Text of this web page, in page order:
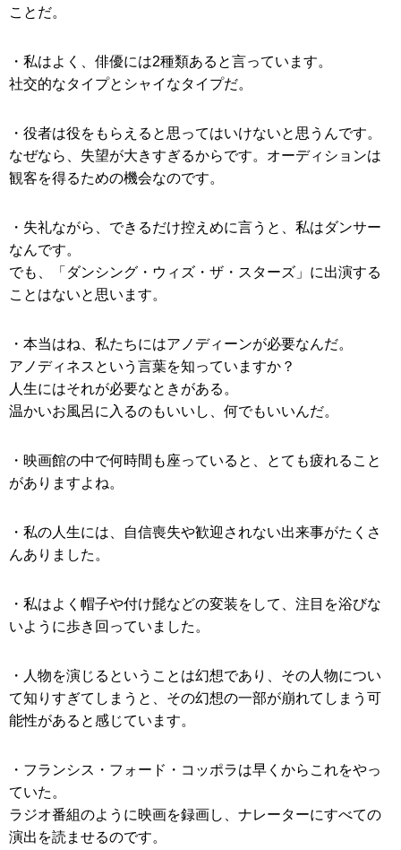
ことだ。
・私はよく、俳優には2種類あると言っています。
社交的なタイプとシャイなタイプだ。
・役者は役をもらえると思ってはいけないと思うんです。
なぜなら、失望が大きすぎるからです。オーディションは
観客を得るための機会なのです。
・失礼ながら、できるだけ控えめに言うと、私はダンサー
なんです。
でも、「ダンシング・ウィズ・ザ・スターズ」に出演する
ことはないと思います。
・本当はね、私たちにはアノディーンが必要なんだ。
アノディネスという言葉を知っていますか？
人生にはそれが必要なときがある。
温かいお風呂に入るのもいいし、何でもいいんだ。
・映画館の中で何時間も座っていると、とても疲れること
がありますよね。
・私の人生には、自信喪失や歓迎されない出来事がたくさ
んありました。
・私はよく帽子や付け髭などの変装をして、注目を浴びな
いように歩き回っていました。
・人物を演じるということは幻想であり、その人物につい
て知りすぎてしまうと、その幻想の一部が崩れてしまう可
能性があると感じています。
・フランシス・フォード・コッポラは早くからこれをやっ
ていた。
ラジオ番組のように映画を録画し、ナレーターにすべての
演出を読ませるのです。